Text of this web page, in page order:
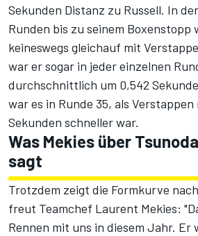
Sekunden Distanz zu Russell. In
Runden bis zu seinem Boxenstopp
keineswegs gleichauf mit
war er sogar in jeder einzelnen
durchschnittlich um 0,542
war es in Runde 35, als
Sekunden schneller war.
Was Mekies über
sagt
Trotzdem zeigt die Formkurve
freut Teamchef Laurent Mekies:
Rennen mit uns in diesem Jahr. Er